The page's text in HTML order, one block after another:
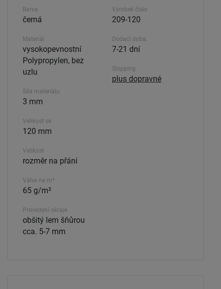
Barva
černá
Materiál
vysokopevnostní
Polypropylen, bez
uzlu
Síla materiálu
3 mm
Velikost ok
120 mm
Velikost
rozměr na přání
Váha na m²
65 g/m²
Provedení okraje
obšitý lem šňůrou
cca. 5-7 mm
Výrobek číslo
209-120
Dodací doba.
7-21 dní
Shipping
plus dopravné